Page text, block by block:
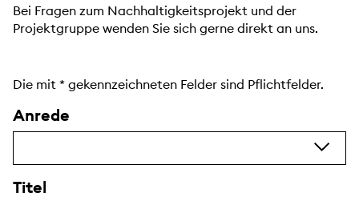
Bei Fragen zum Nachhaltigkeitsprojekt und der
Projektgruppe wenden Sie sich gerne direkt an uns.
Die mit * gekennzeichneten Felder sind Pflichtfelder.
Anrede
Titel